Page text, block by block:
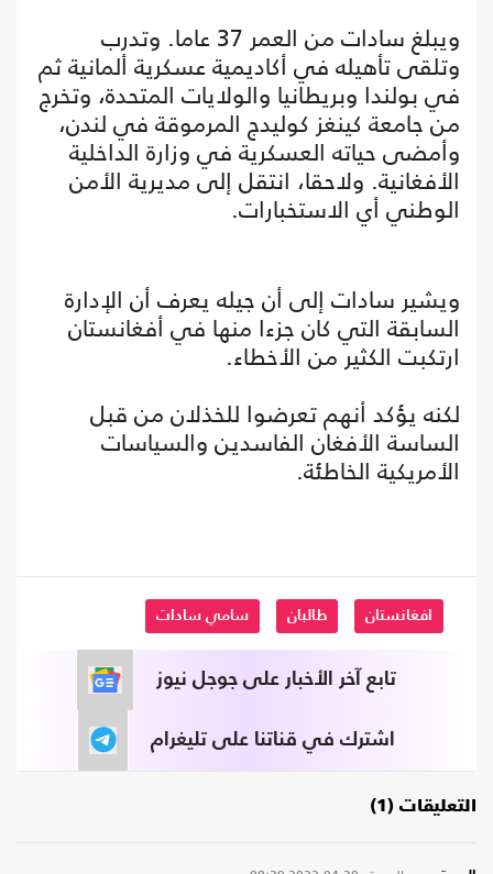
ويبلغ سادات من العمر 37 عاما. وتدرب
وتلقى تأهيله في أكاديمية عسكرية ألمانية ثم
في بولندا وبريطانيا والولايات المتحدة، وتخرج
من جامعة كينغز كوليدج المرموقة في لندن،
وأمضى حياته العسكرية في وزارة الداخلية
الأفغانية. ولاحقا، انتقل إلى مديرية الأمن
الوطني أي الاستخبارات.
ويشير سادات إلى أن جيله يعرف أن الإدارة
السابقة التي كان جزءا منها في أفغانستان
ارتكبت الكثير من الأخطاء.
لكنه يؤكد أنهم تعرضوا للخذلان من قبل
الساسة الأفغان الفاسدين والسياسات
الأمريكية الخاطئة.
افغانستان طالبان سامي سادات
تابع آخر الأخبار على جوجل نيوز
اشترك في قناتنا على تليغرام
التعليقات (1)